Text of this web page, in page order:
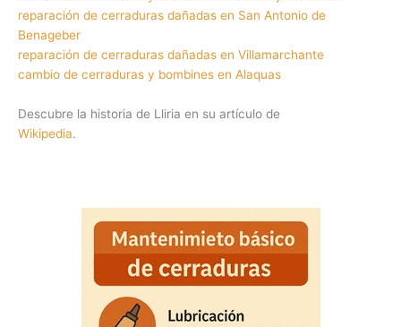
reparación de cerraduras dañadas en San Antonio de
Benageber
reparación de cerraduras dañadas en Villamarchante
cambio de cerraduras y bombines en Alaquas
Descubre la historia de Lliria en su artículo de
Wikipedia.